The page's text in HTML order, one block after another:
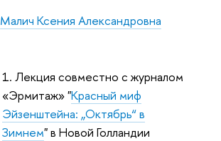
Малич Ксения Александровна
1. Лекция совместно с журналом
«Эрмитаж» "Красный миф
Эйзенштейна: „Октябрь“ в
Зимнем" в Новой Голландии